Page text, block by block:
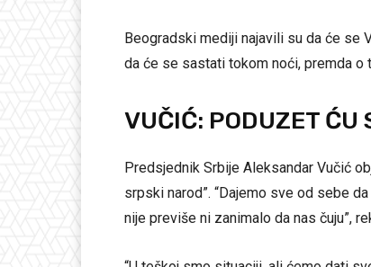
Beogradski mediji najavili su da će se
da će se sastati tokom noći, premda o
VUČIĆ: PODUZET ĆU
Predsjednik Srbije Aleksandar Vučić
srpski narod”. “Dajemo sve od sebe
nije previše ni zanimalo da nas čuju”,